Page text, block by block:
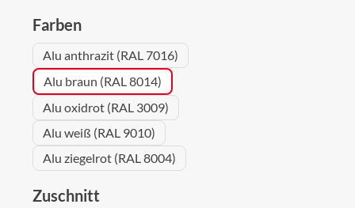
Farbenauswählen
Alu anthrazit (RAL 7016)
Alu braun (RAL 8014)
Alu oxidrot (RAL 3009)
Alu weiß (RAL 9010)
Alu ziegelrot (RAL 8004)
Zuschnitt